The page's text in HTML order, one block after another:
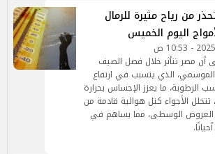
من رياح مثيرة للرمال
اليوم الخميس
أن مصر تتأثر خلال فصل الصيف
الذي يتسبب في ارتفاع
الرطوبة، ما يعزز الإحساس بحرارة
الأجواء كتل هوائية قادمة من
العروض الوسطى، مما يساهم في